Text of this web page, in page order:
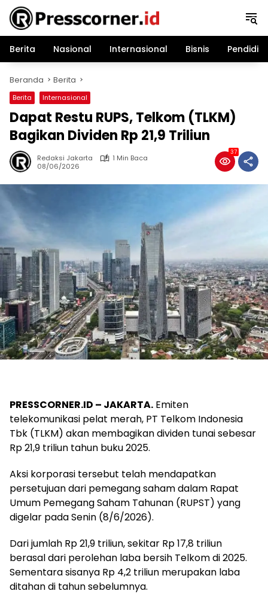
Langsung
konten
Berita
Nasional Internasional Bisnis
Beranda Berita
Berita Internasional
Dapat Restu RUPS, Telkom (TLKM)
Bagikan Dividen Rp 21,9 Triliun
Redaksi Jakarta
1 Min Baca
08/06/2026
37
PRESSCORNER.ID – JAKARTA. Emiten
telekomunikasi pelat merah, PT Telkom Indonesia
Tbk (TLKM) akan membagikan dividen tunai sebesar
Rp 21,9 triliun tahun buku 2025.
Aksi korporasi tersebut telah mendapatkan
persetujuan dari pemegang saham dalam Rapat
Umum Pemegang Saham Tahunan (RUPST) yang
digelar pada Senin (8/6/2026).
Dari jumlah Rp 21,9 triliun, sekitar Rp 17,8 triliun
berasal dari perolehan laba bersih Telkom di 2025.
Sementara sisanya Rp 4,2 triliun merupakan laba
ditahan di tahun sebelumnya.